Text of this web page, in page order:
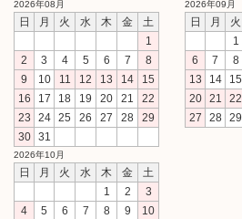
2026年08月
日 月 火 水 木 金
土
1
2
3 4 5 6 7
8
9
10 11 12 13 14
15
16
17 18 19 20 21
22
23
24 25 26 27 28
29
30
31
2026年09月
日 月 火
1
6
7 8
13
14 15
20
21 22
27
28 29
2026年10月
日 月 火 水 木 金
土
1
2
3
4
5 6 7 8 9 10